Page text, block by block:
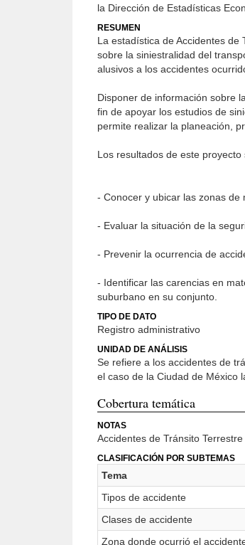
la Dirección de Estadísticas
RESUMEN
La estadística de Accidentes
sobre la siniestralidad del
alusivos a los accidentes
Disponer de información sobre
fin de apoyar los estudios de
permite realizar la planeación,
Los resultados de este
- Conocer y ubicar las zonas de
- Evaluar la situación de la
- Prevenir la ocurrencia de
- Identificar las carencias en
suburbano en su conjunto.
TIPO DE DATO
Registro administrativo
UNIDAD DE ANÁLISIS
Se refiere a los accidentes de
el caso de la Ciudad de México
Cobertura temática
NOTAS
Accidentes de Tránsito Terrestre
CLASIFICACIÓN POR SUBTEMAS
Tema
Tipos de accidente
Clases de accidente
Zona donde ocurrió el